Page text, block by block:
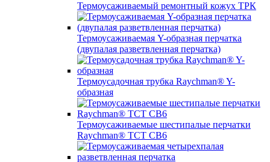
Термоусаживаемый ремонтный кожух ТРК
Термоусаживаемая Y-образная перчатка
(двупалая разветвленная перчатка)
Термоусадочная трубка Raychman® Y-
образная
Термоусаживаемые шестипалые перчатки
Raychman® ТСТ СВ6